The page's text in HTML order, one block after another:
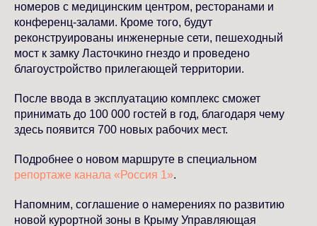
номеров с медицинским центром, ресторанами и
конференц-залами. Кроме того, будут
реконструированы инженерные сети, пешеходный
мост к замку Ласточкино гнездо и проведено
благоустройство прилегающей территории.
После ввода в эксплуатацию комплекс сможет
принимать до 100 000 гостей в год, благодаря чему
здесь появится 700 новых рабочих мест.
Подробнее о новом маршруте в специальном
репортаже канала «Россия 1».
Напомним, соглашение о намерениях по развитию
новой курортной зоны в Крыму Управляющая